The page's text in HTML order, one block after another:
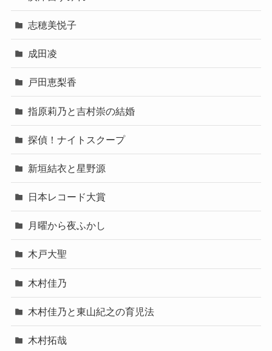
志穂美悦子
成田凌
戸田恵梨香
指原莉乃と吉村崇の結婚
探偵！ナイトスクープ
新垣結衣と星野源
日本レコード大賞
月曜から夜ふかし
木戸大聖
木村佳乃
木村佳乃と東山紀之の育児法
木村拓哉